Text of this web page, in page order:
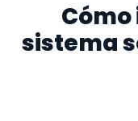
sistema